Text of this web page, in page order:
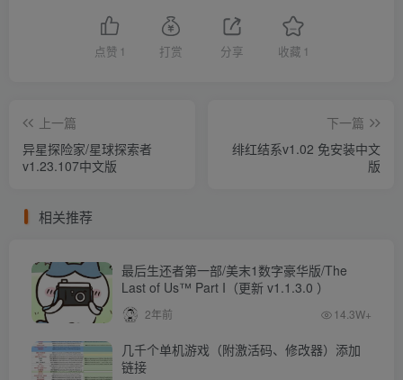
点赞 1 打赏 分享 收藏 1
上一篇
异星探险家/星球探索者
v1.23.107中文版
下一篇
绯红结系v1.02 免安装中文
版
相关推荐
最后生还者第一部/美末1数字豪华版/The
Last of Us™ Part I（更新 v1.1.3.0 ）
2年前 14.3W+
几千个单机游戏（附激活码、修改器）添加
链接